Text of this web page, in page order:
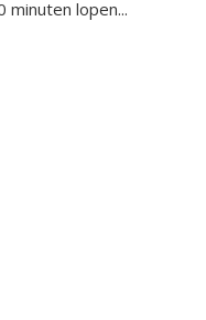
minuten lopen...